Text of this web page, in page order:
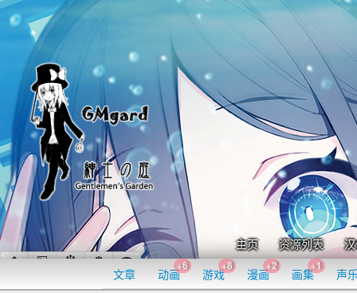
主页 资源列表
文章 动画
+6
游戏
+8
漫画
+2
画集
+1
声